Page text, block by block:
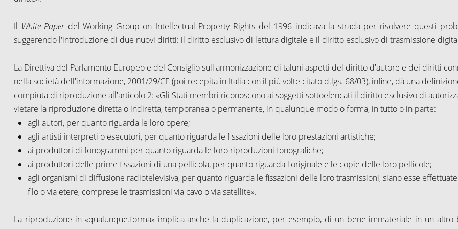
Il White Paperdel Working Group on Intellectual Property Rights del 1996 indicava la strada per risolvere questi
suggerendo l'introduzione di due nuovi diritti: il diritto esclusivo di lettura digitale e il diritto esclusivo di trasmissione
La Direttiva del Parlamento Europeo e del Consiglio sull'armonizzazione di taluni aspetti del diritto d'autore e dei diritti
nella società dell'informazione, 2001/29/CE (poi recepita in Italia con il più volte citato d.lgs. 68/03), infine, dà una
compiuta di riproduzione all'articolo 2: «Gli Stati membri riconoscono ai soggetti sottoelencati il diritto esclusivo di
vietare la riproduzione diretta o indiretta, temporanea o permanente, in qualunque modo o forma, in tutto o in parte:
agli autori, per quanto riguarda le loro opere;
agli artisti interpreti o esecutori, per quanto riguarda le fissazioni delle loro prestazioni artistiche;
ai produttori di fonogrammi per quanto riguarda le loro riproduzioni fonografiche;
ai produttori delle prime fissazioni di una pellicola, per quanto riguarda l'originale e le copie delle loro pellicole;
agli organismi di diffusione radiotelevisiva, per quanto riguarda le fissazioni delle loro trasmissioni, siano esse
filo o via etere, comprese le trasmissioni via cavo o via satellite».
La riproduzione in «qualunque.forma» implica anche la duplicazione, per esempio, di un bene immateriale in un altro